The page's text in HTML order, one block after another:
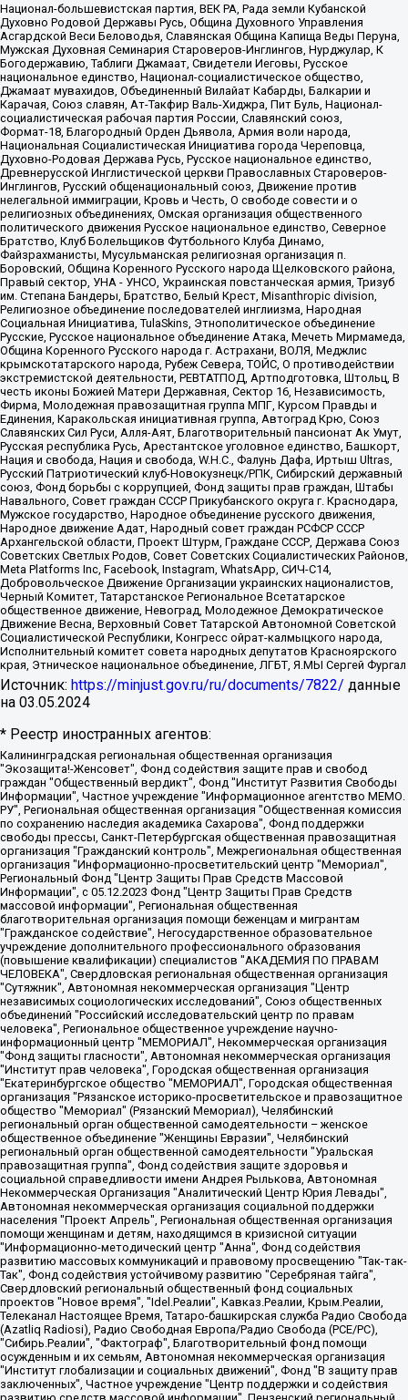
Национал-большевистская партия, ВЕК РА, Рада земли Кубанской
Духовно Родовой Державы Русь, Община Духовного Управления
Асгардской Веси Беловодья, Славянская Община Капища Веды Перуна,
Мужская Духовная Семинария Староверов-Инглингов, Нурджулар, К
Богодержавию, Таблиги Джамаат, Свидетели Иеговы, Русское
национальное единство, Национал-социалистическое общество,
Джамаат мувахидов, Объединенный Вилайат Кабарды, Балкарии и
Карачая, Союз славян, Ат-Такфир Валь-Хиджра, Пит Буль, Национал-
социалистическая рабочая партия России, Славянский союз,
Формат-18, Благородный Орден Дьявола, Армия воли народа,
Национальная Социалистическая Инициатива города Череповца,
Духовно-Родовая Держава Русь, Русское национальное единство,
Древнерусской Инглистической церкви Православных Староверов-
Инглингов, Русский общенациональный союз, Движение против
нелегальной иммиграции, Кровь и Честь, О свободе совести и о
религиозных объединениях, Омская организация общественного
политического движения Русское национальное единство, Северное
Братство, Клуб Болельщиков Футбольного Клуба Динамо,
Файзрахманисты, Мусульманская религиозная организация п.
Боровский, Община Коренного Русского народа Щелковского района,
Правый сектор, УНА - УНСО, Украинская повстанческая армия, Тризуб
им. Степана Бандеры, Братство, Белый Крест, Misanthropic division,
Религиозное объединение последователей инглиизма, Народная
Социальная Инициатива, TulaSkins, Этнополитическое объединение
Русские, Русское национальное объединение Атака, Мечеть Мирмамеда,
Община Коренного Русского народа г. Астрахани, ВОЛЯ, Меджлис
крымскотатарского народа, Рубеж Севера, ТОЙС, О противодействии
экстремистской деятельности, РЕВТАТПОД, Артподготовка, Штольц, В
честь иконы Божией Матери Державная, Сектор 16, Независимость,
Фирма, Молодежная правозащитная группа МПГ, Курсом Правды и
Единения, Каракольская инициативная группа, Автоград Крю, Союз
Славянских Сил Руси, Алля-Аят, Благотворительный пансионат Ак Умут,
Русская республика Русь, Арестантское уголовное единство, Башкорт,
Нация и свобода, Нация и свобода, W.H.С., Фалунь Дафа, Иртыш Ultras,
Русский Патриотический клуб-Новокузнецк/РПК, Сибирский державный
союз, Фонд борьбы с коррупцией, Фонд защиты прав граждан, Штабы
Навального, Совет граждан СССР Прикубанского округа г. Краснодара,
Мужское государство, Народное объединение русского движения,
Народное движение Адат, Народный совет граждан РСФСР СССР
Архангельской области, Проект Штурм, Граждане СССР, Держава Союз
Советских Светлых Родов, Совет Советских Социалистических Районов,
Meta Platforms Inc, Facebook, Instagram, WhatsApp, СИЧ-С14,
Добровольческое Движение Организации украинских националистов,
Черный Комитет, Татарстанское Региональное Всетатарское
общественное движение, Невоград, Молодежное Демократическое
Движение Весна, Верховный Совет Татарской Автономной Советской
Социалистической Республики, Конгресс ойрат-калмыцкого народа,
Исполнительный комитет совета народных депутатов Красноярского
края, Этническое национальное объединение, ЛГБТ, Я.МЫ Сергей Фургал
Источник: https://minjust.gov.ru/ru/documents/7822/ данные
на 03.05.2024
* Реестр иностранных агентов:
Калининградская региональная общественная организация "Экозащита!-Женсовет", Фонд содействия защите прав и свобод граждан "Общественный вердикт", Фонд "Институт Развития Свободы Информации", Частное учреждение "Информационное агентство МЕМО. РУ", Региональная общественная организация "Общественная комиссия по сохранению наследия академика Сахарова", Фонд поддержки свободы прессы, Санкт-Петербургская общественная правозащитная организация "Гражданский контроль", Межрегиональная общественная организация "Информационно-просветительский центр "Мемориал", Региональный Фонд "Центр Защиты Прав Средств Массовой Информации", с 05.12.2023 Фонд "Центр Защиты Прав Средств массовой информации", Региональная общественная благотворительная организация помощи беженцам и мигрантам "Гражданское содействие", Негосударственное образовательное учреждение дополнительного профессионального образования (повышение квалификации) специалистов "АКАДЕМИЯ ПО ПРАВАМ ЧЕЛОВЕКА", Свердловская региональная общественная организация "Сутяжник", Автономная некоммерческая организация "Центр независимых социологических исследований", Союз общественных объединений "Российский исследовательский центр по правам человека", Региональное общественное учреждение научно-информационный центр "МЕМОРИАЛ", Некоммерческая организация "Фонд защиты гласности", Автономная некоммерческая организация "Институт прав человека", Городская общественная организация "Екатеринбургское общество "МЕМОРИАЛ", Городская общественная организация "Рязанское историко-просветительское и правозащитное общество "Мемориал" (Рязанский Мемориал), Челябинский региональный орган общественной самодеятельности – женское общественное объединение "Женщины Евразии", Челябинский региональный орган общественной самодеятельности "Уральская правозащитная группа", Фонд содействия защите здоровья и социальной справедливости имени Андрея Рылькова, Автономная Некоммерческая Организация "Аналитический Центр Юрия Левады", Автономная некоммерческая организация социальной поддержки населения "Проект Апрель", Региональная общественная организация помощи женщинам и детям, находящимся в кризисной ситуации "Информационно-методический центр "Анна", Фонд содействия развитию массовых коммуникаций и правовому просвещению "Так-так-Так", Фонд содействия устойчивому развитию "Серебряная тайга", Свердловский региональный общественный фонд социальных проектов "Новое время", "Idel.Реалии", Кавказ.Реалии, Крым.Реалии, Телеканал Настоящее Время, Татаро-башкирская служба Радио Свобода (Azatliq Radiosi), Радио Свободная Европа/Радио Свобода (PCE/PC), "Сибирь.Реалии", "Фактограф", Благотворительный фонд помощи осужденным и их семьям, Автономная некоммерческая организация "Институт глобализации и социальных движений", Фонд "В защиту прав заключенных", Частное учреждение "Центр поддержки и содействия развитию средств массовой информации", Пензенский региональный общественный благотворительный фонд "Гражданский союз", "Север.Реалии", Некоммерческая организация Фонд "Правовая инициатива", Общество с ограниченной ответственностью "Радио Свободная Европа/Радио Свобода", Чешское информационное агентство "MEDIUM-ORIENT", Красноярская региональная общественная организация "Мы против СПИДа", Камалягин Денис Николаевич, Маркелов Сергей Евгеньевич, Пономарев Лев Александрович, Савицкая Людмила Алексеевна, Автономная некоммерческая организация "Центр по работе с проблемой насилия "НАСИЛИЮ.НЕТ", Межрегиональный профессиональный союз работников здравоохранения "Альянс врачей", Юридическое лицо, зарегистрированное в Латвийской Республике, SIA "Medusa Project" (регистрационный номер 40103797863, дата регистрации 10.06.2014), Некоммерческая организация "Фонд по борьбе с коррупцией", Автономная некоммерческая организация "Институт права и публичной политики", Баданин Роман Сергеевич, Гликин Максим Александрович, Железнова Мария Михайловна, Лукьянова Юлия Сергеевна, Маетная Елизавета Витальевна, Маняхин Петр Борисович, Чуракова Ольга Владимировна, Ярош Юлия Петровна, Юридическое лицо "The Insider SIA", зарегистрированное в Риге, Латвийская Республика (дата регистрации 26.06.2015), являющееся администратором доменного имени интернет-издания "The Insider SIA", https://theins.ru, Постернак Алексей Евгеньевич, Рубин Михаил Аркадьевич, Анин Роман Александрович, Юридическое лицо Istories fonds, зарегистрированное в Латвийской Республике (регистрационный номер 50008295751, дата регистрации 24.02.2020), Великовский Дмитрий Александрович, Долинина Ирина Николаевна, Мароховская Алеся Алексеевна, Шлейнов Роман Юрьевич, Шмагун Олеся Валентиновна, Общество с ограниченной ответственностью "Альтаир 2021", Общество с ограниченной ответственностью "Вега 2021", Общество с ограниченной ответственностью "Главный редактор 2021", Общество с ограниченной ответственностью "Ромашки монолит", Важенков Артем Валерьевич, Ивановская областная общественная организация "Центр гендерных исследований", Гурман Юрий Альбертович, Медиапроект "ОВД-Инфо", Егоров Владимир Владимирович, Жилинский Владимир Александрович, Общество с ограниченной ответственностью "ЗП", Иванова София Юрьевна, Карезина Инна Павловна, Кильтау Екатерина Викторовна, Петров Алексей Викторович, Пискунов Сергей Евгеньевич, Смирнов Сергей Сергеевич, Тихонов Михаил Сергеевич, Общество с ограниченной ответственностью "ЖУРНАЛИСТ-ИНОСТРАННЫЙ АГЕНТ", Арапова Галина Юрьевна, Вольтская Татьяна Анатольевна, Американская компания "Mason G.E.S. Anonymous Foundation" (США), являющаяся владельцем интернет-издания https://mnews.world/, Компания "Stichting Bellingcat", зарегистрированная в Нидерландах (дата регистрации 11.07.2018), Захаров Андрей Вячеславович, Клепиковская Екатерина Дмитриевна, Общество с ограниченной ответственностью "МЕМО", Перл Роман Александрович, Симонов Евгений Алексеевич, Соловьева Елена Анатольевна, Сотников Даниил Владимирович, Сурначева Елизавета Дмитриевна, Автономная некоммерческая организация по защите прав человека и информированию населения "Якутия – Наше Мнение", Общество с ограниченной ответственностью "Москоу диджитал медиа", с 26.01.2023 Общество с ограниченной ответственностью "Чайка Белые сады", Ветошкина Валерия Валерьевна, Заговора Максим Александрович, Межрегиональное общественное движение "Российская ЛГБТ - сеть", Оленичев Максим Владимирович, Павлов Иван Юрьевич, Скворцова Елена Сергеевна, Общество с ограниченной ответственностью "Как бы инагент", Кочетков Игорь Викторович, Общество с ограниченной ответственностью "Честные выборы", Еланчик Олег Александрович, Общество с ограниченной ответственностью "Нобелевский призыв", Гималова Регина Эмилевна, Григорьев Андрей Валерьевич, Григорьева Алина Александровна, Ассоциация по содействию защите прав призывников, альтернативнослужащих и военнослужащих "Правозащитная группа "Гражданин.Армия.Право", Хисамова Регина Фаритовна, Автономная некоммерческая организация по реализации социально-правовых программ "Лилит", Дальневосточное общественное движение "Маяк", Санкт-Петербургская ЛГБТ-инициативная группа "Выход", Инициативная группа ЛГБТ+ "Реверс", Алексеев Андрей Викторович, Бекбулатова Таисия Львовна, Беляев Иван Михайлович, Владыкина Елена Сергеевна, Гельман Марат Александрович, Никульшина Вероника Юрьевна, Толоконникова Надежда Андреевна, Шендерович Виктор Анатольевич, Общество с ограниченной ответственностью "Данное сообщение", Общество с ограниченной ответственностью Издательский дом "Новая глава", Айнбиндер Александра Александровна, Московский комьюнити-центр для ЛГБТ+инициатив, Благотворительный фонд развития филантропии, Deutsche Welle (Германия, Kurt-Schumacher-Strasse 3, 53113 Bonn), Борзунова Мария Михайловна, Воробьев Виктор Викторович, Голубева Анна Львовна, Константинова Алла Михайловна, Малкова Ирина Владимировна, Мурадов Мурад Абдулгалимович, Осетинская Елизавета Николаевна, Понасенков Евгений Николаевич, Ганапольский Матвей Юрьевич, Киселев Евгений Алексеевич, Борухович Ирина Григорьевна, Дремин Иван Тимофеевич, Дубровский Дмитрий Викторович, Красноярская региональная общественная организация поддержки и развития альтернативных образовательных технологий и межкультурных коммуникаций "ИНТЕРРА", Маяковская Екатерина Алексеевна, Фейгин Марк Захарович, Филимонов Андрей Викторович, Дзугкоева Регина Николаевна, Доброхотов Роман Александрович, Дудь Юрий Александрович, Елкин Сергей Владимирович, Кругликов Кирилл Игоревич, Сабунаева Мария Леонидовна, Семенов Алексей Владимирович, Шаинян Карен Багратович, Шульман Екатерина Михайловна, Асафьев Артур Валерьевич, Вахштайн Виктор Семенович, Венедиктов Алексей Алексеевич, Лушникова Екатерина Евгеньевна, Волков Леонид Михайлович, Невзоров Александр Глебович, Пархоменко Сергей Борисович, Сироткин Ярослав Николаевич, Кара-Мурза Владимир Владимирович, Баранова Наталья Владимировна, Гозман Леонид Яковлевич, Кагарлицкий Борис Юльевич, Климарев Михаил Валерьевич, Милов Владимир Станиславович, Автономная некоммерческая организация Краснодарский центр современного искусства "Типография", Моргенштерн Алишер Тагирович, Соболь Любовь Эдуардовна, Общество с ограниченной ответственностью "ЛИЗА НОРМ", Каспаров Гарри Кимович, Ходорковский Михаил Борисович, Общество с ограниченной ответственностью "Апрельские тезисы", Данилович Ирина Брониславовна, Кашин Олег Владимирович, Петров Николай Владимирович, Пивоваров Алексей Владимирович, Соколов Михаил Владимирович, Цветкова Юлия Владимировна, Чичваркин Евгений Александрович, Комитет против пыток/Команда против пыток, Общество с ограниченной ответственностью "Первый научный", Общество с ограниченной ответственностью "Вертолет и ко", Белоцерковская Вероника Борисовна, Кац Максим Евгеньевич, Лазарева Татьяна Юрьевна, Шаведдинов Руслан Табризович, Яшин Илья Валерьевич, Общество с ограниченной ответственностью "Иноагент ААВ", Алешковский Дмитрий Петрович, Альбац Евгения Марковна, Быков Дмитрий Львович, Галямина Юлия Евгеньевна, Лойко Сергей Леонидович, Мартынов Кирилл Константинович, Медведев Сергей Александрович, Крашенинников Федор Геннадиевич, Гордеева Катерина Вл